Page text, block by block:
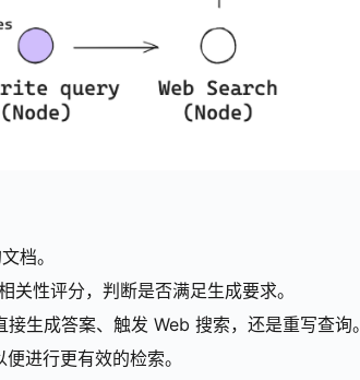
档。
关性评分，判断是否满足生成要求。
生成答案、触发 Web 搜索，还是重写查询。
进行更有效的检索。